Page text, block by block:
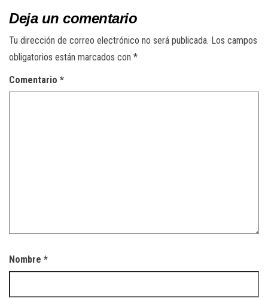
Deja un comentario
Tu dirección de correo electrónico no será publicada. Los campos
obligatorios están marcados con *
Comentario *
Nombre *